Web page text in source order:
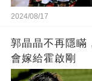
2024/08/17
郭晶晶不再隱瞞
會嫁給霍啟剛